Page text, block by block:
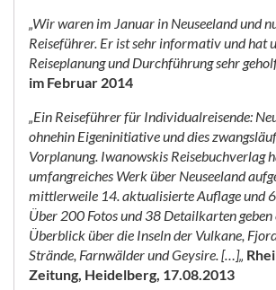
„Wir waren im Januar in Neuseeland und
Reiseführer. Er ist sehr informativ und hat
Reiseplanung und Durchführung sehr
im Februar 2014
„Ein Reiseführer für Individualreisende:
ohnehin Eigeninitiative und dies
Vorplanung. Iwanowskis Reisebuchverlag
umfangreiches Werk über Neuseeland
mittlerweile 14. aktualisierte Auflage und
Über 200 Fotos und 38 Detailkarten geben
Überblick über die Inseln der Vulkane,
Strände, Farnwälder und Geysire. […]„
Zeitung, Heidelberg, 17.08.2013